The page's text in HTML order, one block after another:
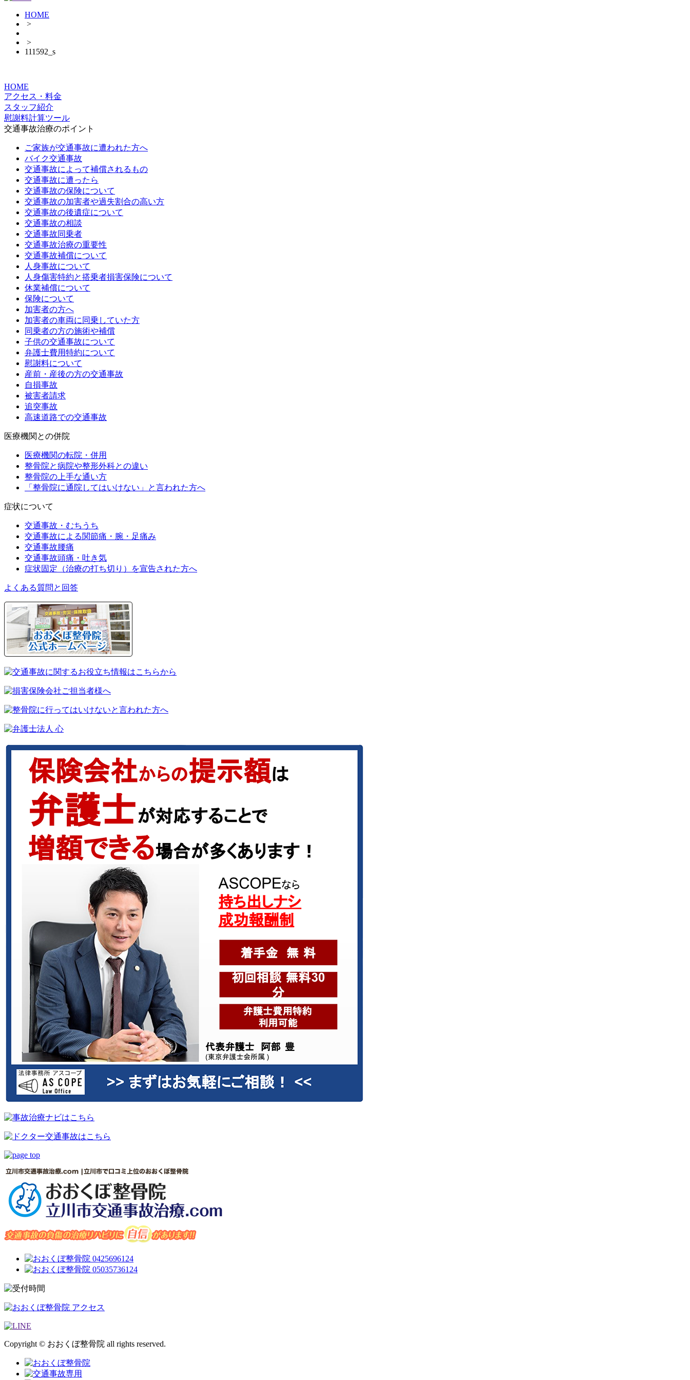
HOME
>
>
111592_s
HOME
アクセス・料金
スタッフ紹介
慰謝料計算ツール
交通事故治療のポイント
ご家族が交通事故に遭われた方へ
バイク交通事故
交通事故によって補償されるもの
交通事故に遭ったら
交通事故の保険について
交通事故の加害者や過失割合の高い方
交通事故の後遺症について
交通事故の相談
交通事故同乗者
交通事故治療の重要性
交通事故補償について
人身事故について
人身傷害特約と搭乗者損害保険について
休業補償について
保険について
加害者の方へ
加害者の車両に同乗していた方
同乗者の方の施術や補償
子供の交通事故について
弁護士費用特約について
慰謝料について
産前・産後の方の交通事故
自損事故
被害者請求
追突事故
高速道路での交通事故
医療機関との併院
医療機関の転院・併用
整骨院と病院や整形外科との違い
整骨院の上手な通い方
「整骨院に通院してはいけない」と言われた方へ
症状について
交通事故・むちうち
交通事故による関節痛・腕・足痛み
交通事故腰痛
交通事故頭痛・吐き気
症状固定（治療の打ち切り）を宣告された方へ
よくある質問と回答
Copyright © おおくぼ整骨院 all rights reserved.